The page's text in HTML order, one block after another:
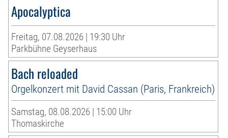
Apocalyptica
Freitag, 07.08.2026 | 19:30 Uhr
Parkbühne Geyserhaus
Bach reloaded
Orgelkonzert mit David Cassan (Paris, Frankreich)
Samstag, 08.08.2026 | 15:00 Uhr
Thomaskirche